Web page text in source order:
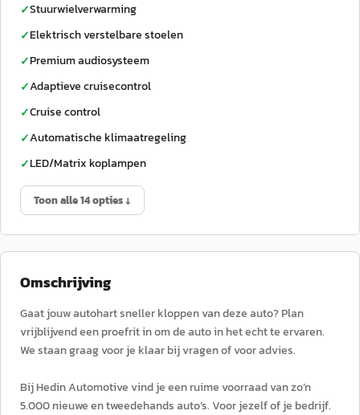
✓Stuurwielverwarming
✓Elektrisch verstelbare stoelen
✓Premium audiosysteem
✓Adaptieve cruisecontrol
✓Cruise control
✓Automatische klimaatregeling
✓LED/Matrix koplampen
Toon alle 14 opties ↓
Omschrijving
Gaat jouw autohart sneller kloppen van deze auto? Plan
vrijblijvend een proefrit in om de auto in het echt te ervaren.
We staan graag voor je klaar bij vragen of voor advies.
Bij Hedin Automotive vind je een ruime voorraad van zo’n
5.000 nieuwe en tweedehands auto’s. Voor jezelf of je bedrijf.